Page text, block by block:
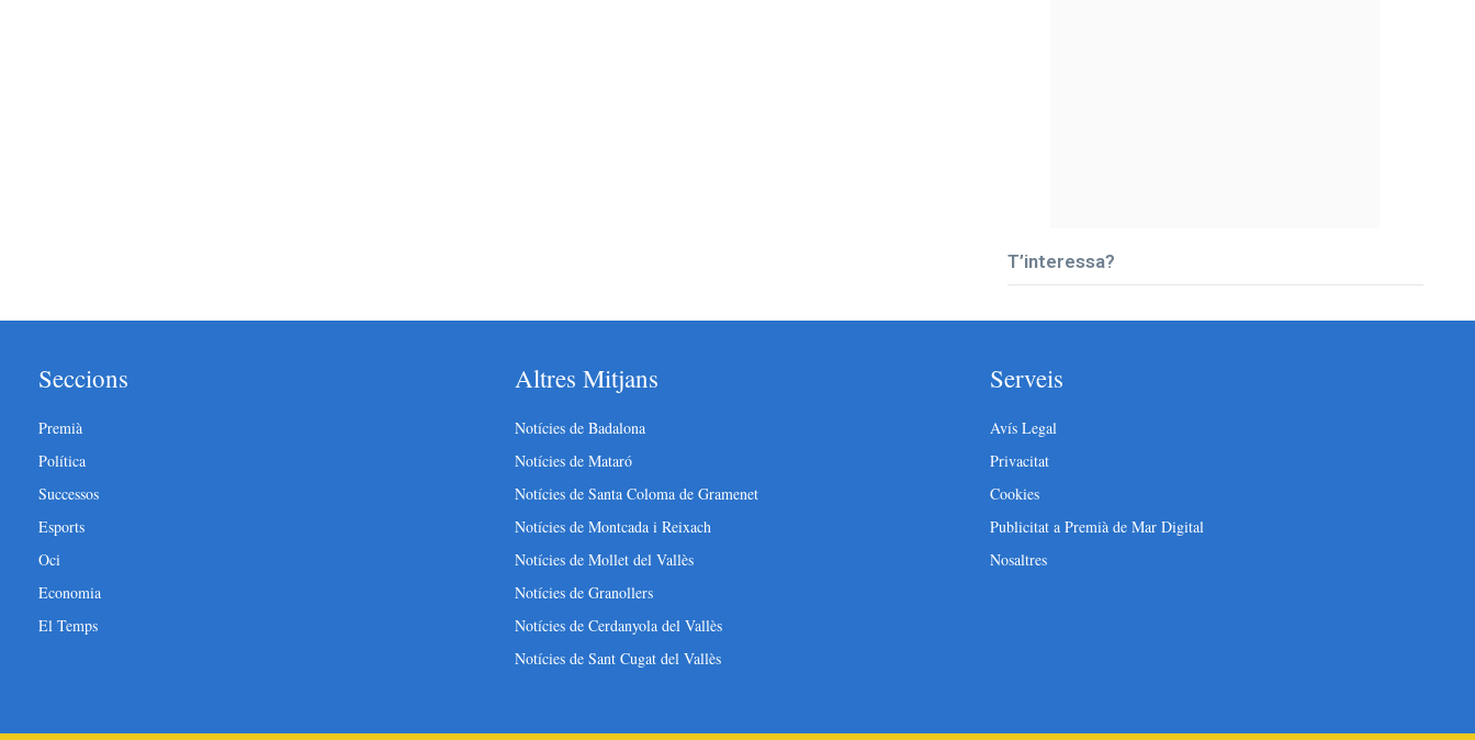
T’interessa?
Seccions
Premià
Política
Successos
Esports
Oci
Economia
El Temps
Altres Mitjans
Notícies de Badalona
Notícies de Mataró
Notícies de Santa Coloma de Gramenet
Notícies de Montcada i Reixach
Notícies de Mollet del Vallès
Notícies de Granollers
Notícies de Cerdanyola del Vallès
Notícies de Sant Cugat del Vallès
Serveis
Avís Legal
Privacitat
Cookies
Publicitat a Premià de Mar Digital
Nosaltres